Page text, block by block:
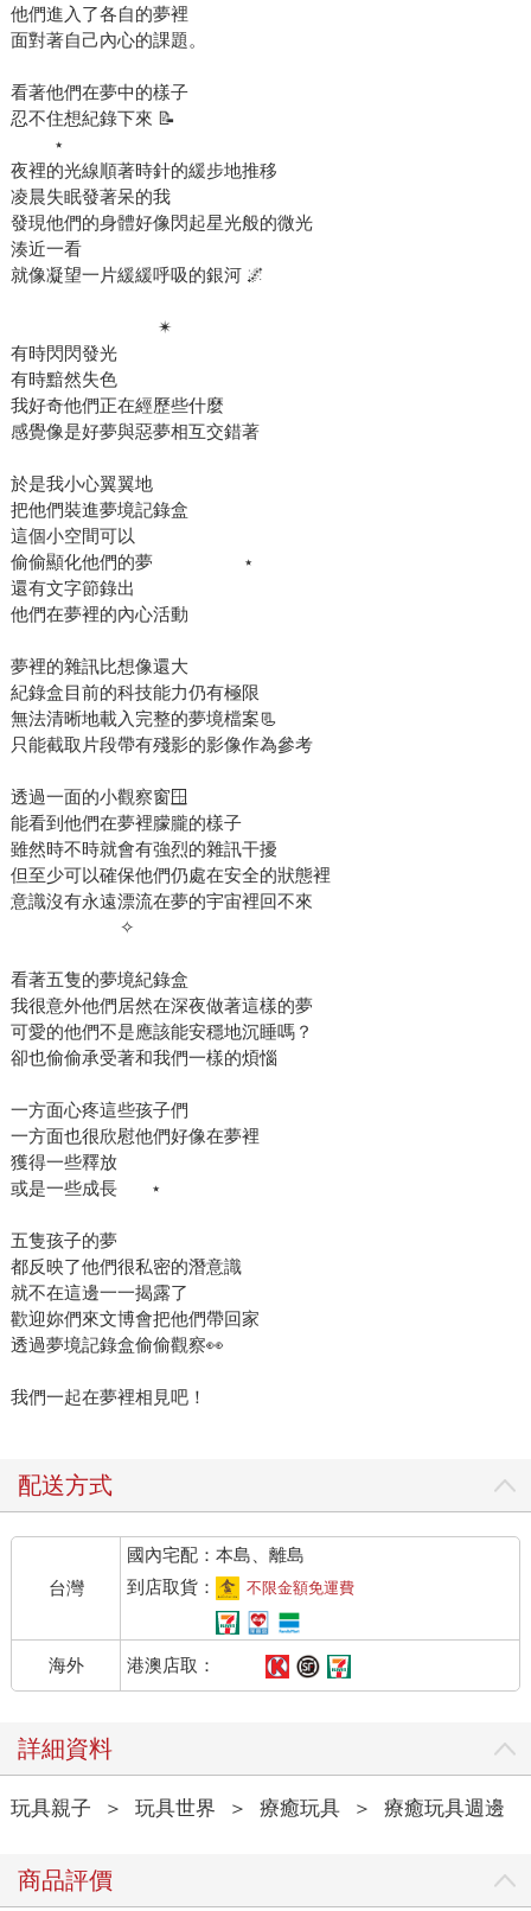
他們進入了各自的夢裡
面對著自己內心的課題。
看著他們在夢中的樣子
忍不住想紀錄下來 📝
​ ​ ​ ​ ​ ​ ​ ​ ​ ⋆
夜裡的光線順著時針的緩步地推移
凌晨失眠發著呆的我
發現他們的身體好像閃起星光般的微光
湊近一看
就像凝望一片緩緩呼吸的銀河 🌌
​ ​ ​ ​ ​ ​ ​ ​ ​ ​ ​ ​ ​ ​ ​ ​ ​ ​ ​ ​ ​ ​ ​ ​ ​ ​ ​ ​ ​ ​ ​ ✴︎
有時閃閃發光
有時黯然失色
我好奇他們正在經歷些什麼
感覺像是好夢與惡夢相互交錯著
於是我小心翼翼地
把他們裝進夢境記錄盒
這個小空間可以 ​ ​ ​ ​ ​ ​ ​ ​ ​ ​ ​ ​
偷偷顯化他們的夢 ​ ​ ​ ​ ​ ​ ​ ​ ​ ​ ​ ​ ​ ​ ​ ​ ​ ​ ⋆
還有文字節錄出
他們在夢裡的內心活動
夢裡的雜訊比想像還大
紀錄盒目前的科技能力仍有極限
無法清晰地載入完整的夢境檔案📃
只能截取片段帶有殘影的影像作為參考
透過一面的小觀察窗🪟
能看到他們在夢裡朦朧的樣子
雖然時不時就會有強烈的雜訊干擾
但至少可以確保他們仍處在安全的狀態裡
意識沒有永遠漂流在夢的宇宙裡回不來
​ ​ ​ ​ ​ ​ ​ ​ ​ ​ ​ ​ ​ ​ ​ ​ ​ ​ ​ ​ ​ ​ ​ ✧
看著五隻的夢境紀錄盒
我很意外他們居然在深夜做著這樣的夢
可愛的他們不是應該能安穩地沉睡嗎？
卻也偷偷承受著和我們一樣的煩惱
一方面心疼這些孩子們
一方面也很欣慰他們好像在夢裡
獲得一些釋放
或是一些成長 ​ ​ ​ ​ ​ ​ ⋆
五隻孩子的夢
都反映了他們很私密的潛意識
就不在這邊一一揭露了
歡迎妳們來文博會把他們帶回家
透過夢境記錄盒偷偷觀察👀
我們一起在夢裡相見吧！
配送方式
台灣
國內宅配：本島、離島
到店取貨：
不限金額免運費
海外 港澳店取：
詳細資料
玩具親子 ＞ 玩具世界 ＞ 療癒玩具 ＞ 療癒玩具週邊
商品評價